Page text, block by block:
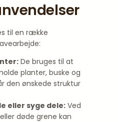
til en række
De bruges til at
planter, buske og
den ønskede struktur
eller syge dele: Ved
døde grene kan